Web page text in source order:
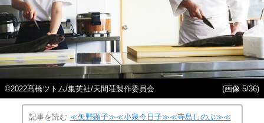
©2022髙橋ツトム/集英社/天間荘製作委員会 (画像 5/36)
記事を読む ≪矢野顕子≫≪小泉今日子≫≪寺島しのぶ≫≪